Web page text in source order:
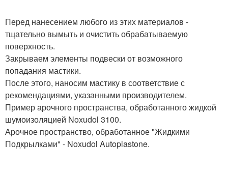
Перед нанесением любого из этих материалов -
тщательно вымыть и очистить обрабатываемую
поверхность.
Закрываем элементы подвески от возможного
попадания мастики.
После этого, наносим мастику в соответствие с
рекомендациями, указанными производителем.
Пример арочного пространства, обработанного жидкой
шумоизоляцией Noxudol 3100.
Арочное пространство, обработанное "Жидкими
Подкрылками" - Noxudol Autoplastone.